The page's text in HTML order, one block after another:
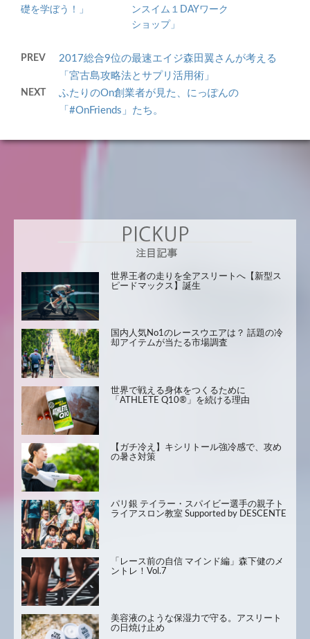
礎を学ぼう！」
ンスイム１DAYワーク
ショップ」
PREV
2017総合9位の最速エイジ森田翼さんが考える
「宮古島攻略法とサプリ活用術」
NEXT
ふたりのOn創業者が見た、にっぽんの
「#OnFriends」たち。
世界王者の走りを全アスリートへ【新型ス
ピードマックス】誕生
国内人気No1のレースウエアは？ 話題の冷
却アイテムが当たる市場調査
世界で戦える身体をつくるために
「ATHLETE Q10®」を続ける理由
【ガチ冷え】キシリトール強冷感で、攻め
の暑さ対策
パリ銀 テイラー・スパイビー選手の親子ト
ライアスロン教室 Supported by DESCENTE
「レース前の自信 マインド編」森下健のメ
ントレ！Vol.7
美容液のような保湿力で守る。アスリート
の日焼け止め